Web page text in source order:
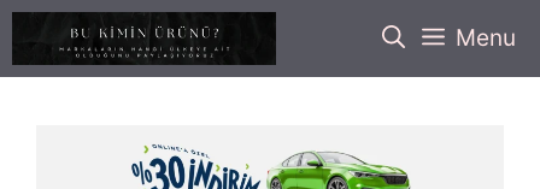
İçeriğe
Menu